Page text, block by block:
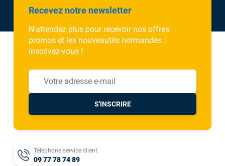
Recevez notre newsletter
N'attendez plus pour recevoir nos offres
promos et les nouveautés normandes :
inscrivez-vous !
S'INSCRIRE
Téléphone service client
09 77 78 74 89